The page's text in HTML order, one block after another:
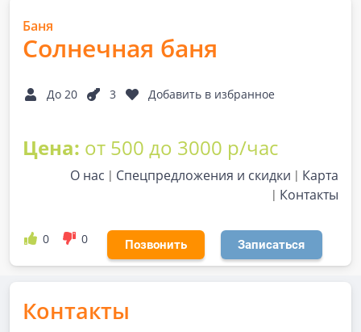
Баня
Солнечная баня
До 20 3 Добавить в избранное
Цена: от 500 до 3000 р/час
О нас Спецпредложения и скидки
Карта
Контакты
0 0 Позвонить Записаться
Контакты